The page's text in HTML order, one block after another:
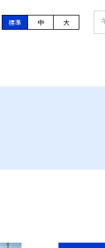
標準 中 大